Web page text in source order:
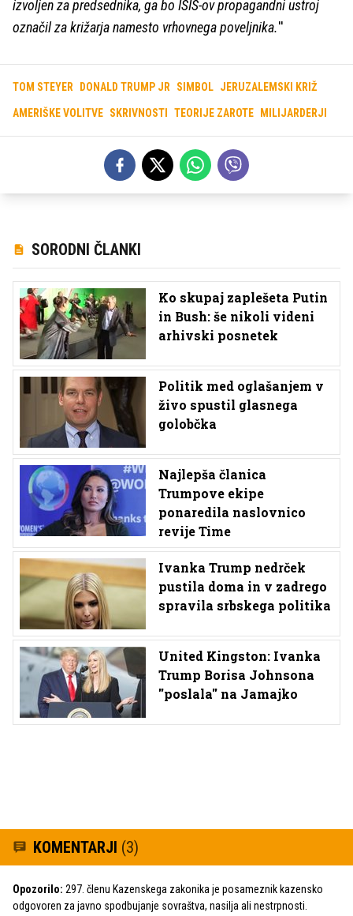
izvoljen za predsednika, ga bo ISIS-ov propagandni ustroj
označil za križarja namesto vrhovnega poveljnika.''
TOM STEYER DONALD TRUMP JR SIMBOL JERUZALEMSKI KRIŽ
AMERIŠKE VOLITVE SKRIVNOSTI TEORIJE ZAROTE MILIJARDERJI
SORODNI ČLANKI
Ko skupaj zaplešeta Putin
in Bush: še nikoli videni
arhivski posnetek
Politik med oglašanjem v
živo spustil glasnega
golobčka
Najlepša članica
Trumpove ekipe
ponaredila naslovnico
revije Time
Ivanka Trump nedrček
pustila doma in v zadrego
spravila srbskega politika
United Kingston: Ivanka
Trump Borisa Johnsona
''poslala'' na Jamajko
KOMENTARJI (3)
Opozorilo: 297. členu Kazenskega zakonika je posameznik kazensko
odgovoren za javno spodbujanje sovraštva, nasilja ali nestrpnosti.